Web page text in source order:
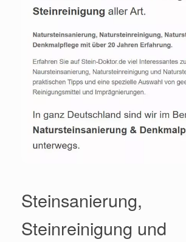
Steinsanierung,
Steinreinigung und